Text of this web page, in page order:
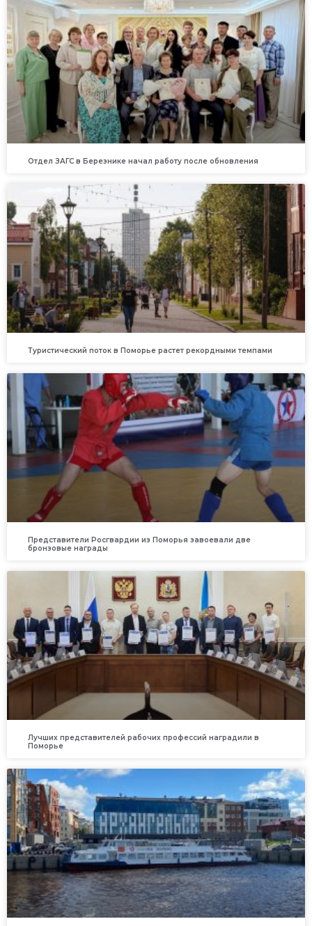
Отдел ЗАГС в Березнике начал работу после обновления
Туристический поток в Поморье растет рекордными темпами
Представители Росгвардии из Поморья завоевали две
бронзовые награды
Лучших представителей рабочих профессий наградили в
Поморье